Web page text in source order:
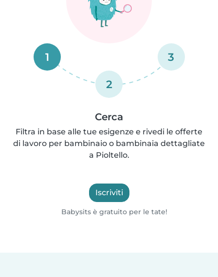
1
2
3
Cerca
Filtra in base alle tue esigenze e rivedi le offerte
di lavoro per bambinaio o bambinaia dettagliate
a Pioltello.
Iscriviti
Babysits è gratuito per le tate!